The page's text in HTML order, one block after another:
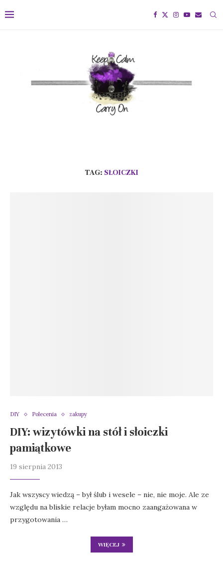
TAG: SŁOICZKI
DIY Polecenia zakupy
DIY: wizytówki na stół i słoiczki
pamiątkowe
19 sierpnia 2013
Jak wszyscy wiedzą – był ślub i wesele – nie, nie moje. Ale ze
względu na bliskie relacje byłam mocno zaangażowana w
przygotowania …
WIĘCEJ